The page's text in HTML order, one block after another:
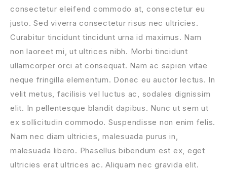
consectetur eleifend commodo at, consectetur eu
justo. Sed viverra consectetur risus nec ultricies.
Curabitur tincidunt tincidunt urna id maximus. Nam
non laoreet mi, ut ultrices nibh. Morbi tincidunt
ullamcorper orci at consequat. Nam ac sapien vitae
neque fringilla elementum. Donec eu auctor lectus. In
velit metus, facilisis vel luctus ac, sodales dignissim
elit. In pellentesque blandit dapibus. Nunc ut sem ut
ex sollicitudin commodo. Suspendisse non enim felis.
Nam nec diam ultricies, malesuada purus in,
malesuada libero. Phasellus bibendum est ex, eget
ultricies erat ultrices ac. Aliquam nec gravida elit.